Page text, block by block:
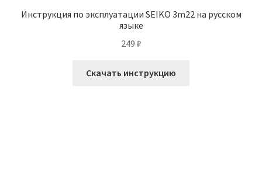
Инструкция по эксплуатации SEIKO 3m22 на русском
языке
249 ₽
Скачать инструкцию